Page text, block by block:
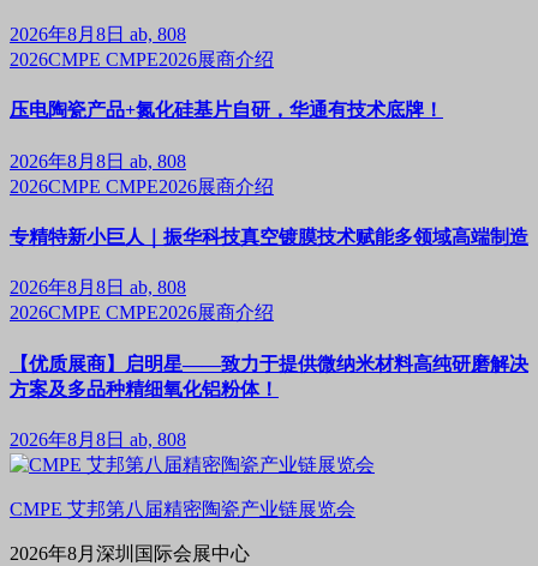
2026年8月8日 ab, 808
2026CMPE CMPE2026展商介绍
压电陶瓷产品+氮化硅基片自研，华通有技术底牌！
2026年8月8日 ab, 808
2026CMPE CMPE2026展商介绍
专精特新小巨人｜振华科技真空镀膜技术赋能多领域高端制造
2026年8月8日 ab, 808
2026CMPE CMPE2026展商介绍
【优质展商】启明星——致力于提供微纳米材料高纯研磨解决
方案及多品种精细氧化铝粉体！
2026年8月8日 ab, 808
CMPE 艾邦第八届精密陶瓷产业链展览会
2026年8月深圳国际会展中心